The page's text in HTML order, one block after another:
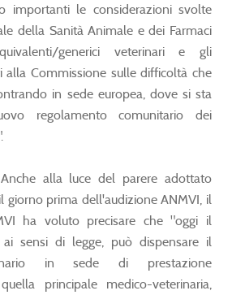
importanti le considerazioni svolte
della Sanità Animale e dei Farmaci
generici veterinari e gli
alla Commissione sulle difficoltà che
in sede europea, dove si sta
regolamento comunitario dei
alla luce del parere adottato
giorno prima dell'audizione ANMVI, il
ha voluto precisare che "oggi il
ai sensi di legge, può dispensare il
in sede di prestazione
principale medico-veterinaria,